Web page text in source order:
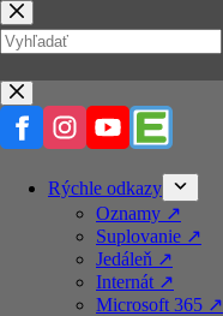
Prejsť
na
obsah
No
results
Rýchle odkazy
Oznamy ↗️
Suplovanie ↗️
Jedáleň ↗️
Internát ↗️
Microsoft 365 ↗️